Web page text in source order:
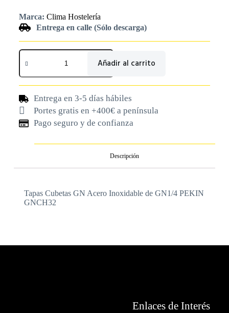
Marca: Clima Hostelería
Entrega en calle (Sólo descarga)
Añadir al carrito
Entrega en 3-5 días hábiles
Portes gratis en +400€ a península
Pago seguro y de confianza
Descripción
Tapas Cubetas GN Acero Inoxidable de GN1/4 PEKIN
GNCH32
Enlaces de Interés